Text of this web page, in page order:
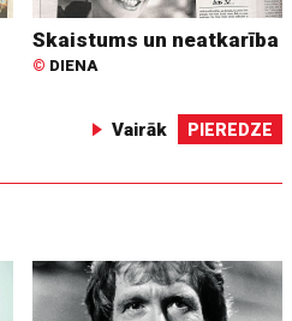
Skaistums un neatkarība
© DIENA
Vairāk PIEREDZE